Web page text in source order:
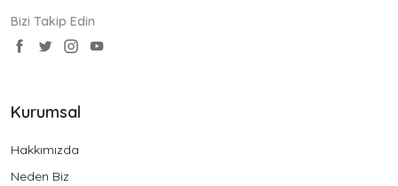
Bizi Takip Edin
Kurumsal
Hakkımızda
Neden Biz